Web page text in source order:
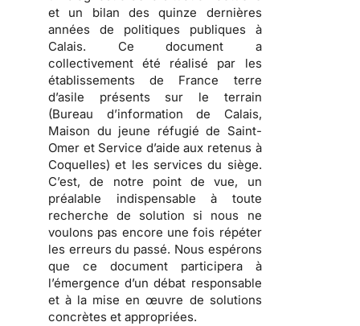
et un bilan des quinze dernières
années de politiques publiques à
Calais. Ce document a
collectivement été réalisé par les
établissements de France terre
d’asile présents sur le terrain
(Bureau d’information de Calais,
Maison du jeune réfugié de Saint-
Omer et Service d’aide aux retenus à
Coquelles) et les services du siège.
C’est, de notre point de vue, un
préalable indispensable à toute
recherche de solution si nous ne
voulons pas encore une fois répéter
les erreurs du passé. Nous espérons
que ce document participera à
l’émergence d’un débat responsable
et à la mise en œuvre de solutions
concrètes et appropriées.